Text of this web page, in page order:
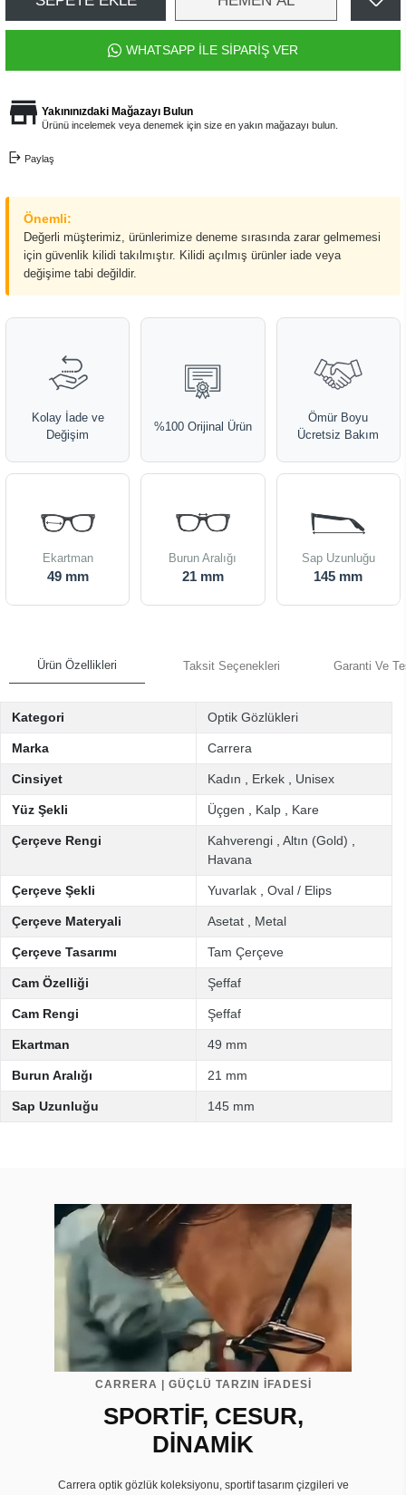
WHATSAPP İLE SİPARİŞ VER
Yakınınızdaki Mağazayı Bulun
Ürünü incelemek veya denemek için size en yakın mağazayı bulun.
Paylaş
Önemli:
Değerli müşterimiz, ürünlerimize deneme sırasında zarar gelmemesi
için güvenlik kilidi takılmıştır. Kilidi açılmış ürünler iade veya
değişime tabi değildir.
Kolay İade ve
Değişim
%100 Orijinal Ürün
Ömür Boyu
Ücretsiz Bakım
Ekartman
49 mm
Burun Aralığı
21 mm
Sap Uzunluğu
145 mm
Ürün Özellikleri Taksit Seçenekleri Garanti Ve
Kategori Optik Gözlükleri
Marka Carrera
Cinsiyet Kadın Erkek Unisex
Yüz Şekli Üçgen Kalp Kare
Çerçeve Rengi Kahverengi Altın (Gold)
Havana
Çerçeve Şekli Yuvarlak Oval / Elips
Çerçeve Materyali Asetat Metal
Çerçeve Tasarımı Tam Çerçeve
Cam Özelliği Şeffaf
Cam Rengi Şeffaf
Ekartman 49 mm
Burun Aralığı 21 mm
Sap Uzunluğu 145 mm
CARRERA | GÜÇLÜ TARZIN İFADESİ
SPORTİF, CESUR,
DİNAMİK
Carrera optik gözlük koleksiyonu, sportif tasarım çizgileri ve